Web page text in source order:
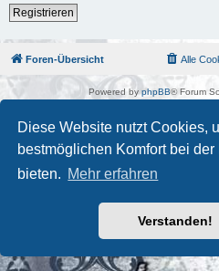
Diese Website nutzt Cookies,
bestmöglichen Komfort bei der
bieten. Mehr erfahren
Verstanden!
Registrieren
Foren-Übersicht Alle
Powered by phpBB® Forum
Kulturkosmos Müritz e.V|